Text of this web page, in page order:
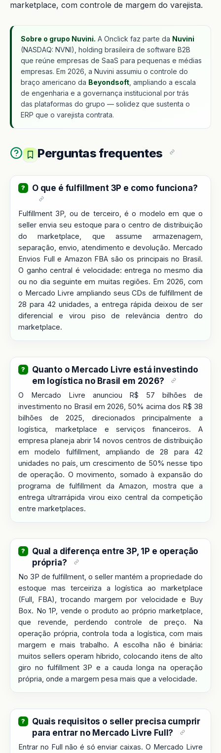
marketplace, com controle de margem do varejista.
Sobre o grupo Nuvini. A Onclick faz parte da Nuvini
(NASDAQ: NVNI), holding brasileira de software B2B
que reúne empresas de SaaS para pequenas e médias
empresas. Em 2026, a Nuvini assumiu o controle do
braço americano da Beyondsoft , ampliando a escala
de engenharia e a governança institucional por trás
das plataformas do grupo — solidez que sustenta o
ERP que o varejista contrata.
Perguntas frequentes
O que é fulfillment 3P e como funciona?
Fulfillment 3P, ou de terceiro, é o modelo em que o
seller envia seu estoque para o centro de distribuição
do marketplace, que assume armazenagem,
separação, envio, atendimento e devolução. Mercado
Envios Full e Amazon FBA são os principais no Brasil.
O ganho central é velocidade: entrega no mesmo dia
ou no dia seguinte em muitas regiões. Em 2026, com
o Mercado Livre ampliando seus CDs de fulfillment de
28 para 42 unidades, a entrega rápida deixou de ser
diferencial e virou piso de relevância dentro do
marketplace.
Quanto o Mercado Livre está investindo
em logística no Brasil em 2026?
O Mercado Livre anunciou R$ 57 bilhões de
investimento no Brasil em 2026, 50% acima dos R$ 38
bilhões de 2025, direcionados principalmente a
logística, marketplace e serviços financeiros. A
empresa planeja abrir 14 novos centros de distribuição
em modelo fulfillment, ampliando de 28 para 42
unidades no país, um crescimento de 50% nesse tipo
de operação. O movimento, somado à expansão do
programa de fulfillment da Amazon, mostra que a
entrega ultrarrápida virou eixo central da competição
entre marketplaces.
Qual a diferença entre 3P, 1P e operação
própria?
No 3P de fulfillment, o seller mantém a propriedade do
estoque mas terceiriza a logística ao marketplace
(Full, FBA), trocando margem por velocidade e Buy
Box. No 1P, vende o produto ao próprio marketplace,
que revende, perdendo controle de preço. Na
operação própria, controla toda a logística, com mais
margem e mais trabalho. A escolha não é binária:
muitos sellers operam híbrido, colocando itens de alto
giro no fulfillment 3P e a cauda longa na operação
própria, onde a margem pesa mais que a velocidade.
Quais requisitos o seller precisa cumprir
para entrar no Mercado Livre Full?
Entrar no Full não é só enviar caixas. O Mercado Livre